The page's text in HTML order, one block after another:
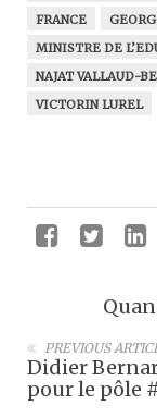
FRANCE
MINISTRE DE
NAJAT VALLAUD-
VICTORIN LUREL
PREVIOUS
Didier
pour le pôle